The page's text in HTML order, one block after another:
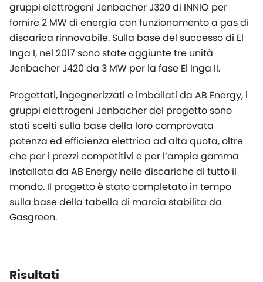
gruppi elettrogeni Jenbacher J320 di INNIO per
fornire 2 MW di energia con funzionamento a gas di
discarica rinnovabile. Sulla base del successo di El
Inga I, nel 2017 sono state aggiunte tre unità
Jenbacher J420 da 3 MW per la fase El Inga II.
Progettati, ingegnerizzati e imballati da AB Energy, i
gruppi elettrogeni Jenbacher del progetto sono
stati scelti sulla base della loro comprovata
potenza ed efficienza elettrica ad alta quota, oltre
che per i prezzi competitivi e per l’ampia gamma
installata da AB Energy nelle discariche di tutto il
mondo. Il progetto è stato completato in tempo
sulla base della tabella di marcia stabilita da
Gasgreen.
Risultati